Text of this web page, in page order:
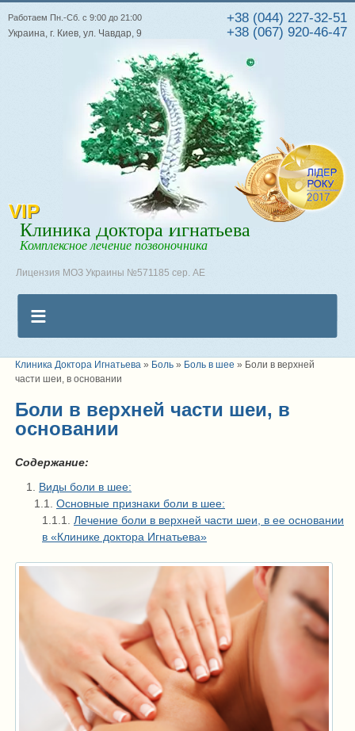
+38 (044) 227-32-51
+38 (067) 920-46-47
Работаем Пн.-Сб. с 9:00 до 21:00
Украина, г. Киев, ул. Чавдар, 9
VIP
Клиника Доктора Игнатьева
Комплексное лечение позвоночника
Лицензия МОЗ Украины №571185 сер. АЕ
Клиника Доктора Игнатьева » Боль » Боль в шее » Боли в верхней
части шеи, в основании
Боли в верхней части шеи, в
основании
Содержание:
Виды боли в шее:
Основные признаки боли в шее:
Лечение боли в верхней части шеи, в ее основании
в «Клинике доктора Игнатьева»